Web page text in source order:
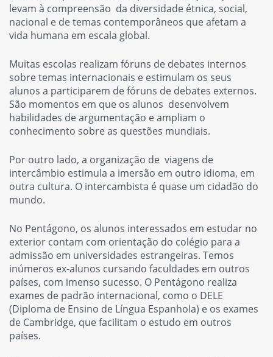
levam à compreensão da diversidade étnica, social,
nacional e de temas contemporâneos que afetam a
vida humana em escala global.
Muitas escolas realizam fóruns de debates internos
sobre temas internacionais e estimulam os seus
alunos a participarem de fóruns de debates externos.
São momentos em que os alunos desenvolvem
habilidades de argumentação e ampliam o
conhecimento sobre as questões mundiais.
Por outro lado, a organização de viagens de
intercâmbio estimula a imersão em outro idioma, em
outra cultura. O intercambista é quase um cidadão do
mundo.
No Pentágono, os alunos interessados em estudar no
exterior contam com orientação do colégio para a
admissão em universidades estrangeiras. Temos
inúmeros ex-alunos cursando faculdades em outros
países, com imenso sucesso. O Pentágono realiza
exames de padrão internacional, como o DELE
(Diploma de Ensino de Língua Espanhola) e os exames
de Cambridge, que facilitam o estudo em outros
países.